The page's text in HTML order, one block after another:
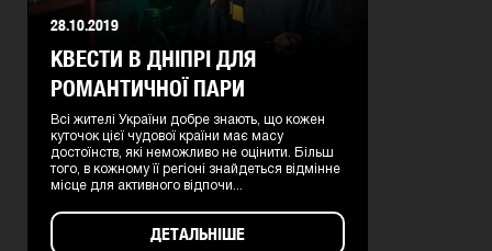
КВЕСТИ В ДНІПРІ ДЛЯ
РОМАНТИЧНОЇ ПАРИ
Всі жителі України добре знають, що кожен
куточок цієї чудової країни має масу
достоїнств, які неможливо не оцінити. Більш
того, в кожному її регіоні знайдеться відмінне
місце для активного відпочи...
28.10.2019
ДЕТАЛЬНІШЕ